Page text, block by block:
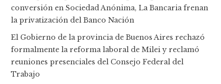
conversión en Sociedad Anónima, La Bancaria frenan
la privatización del Banco Nación
El Gobierno de la provincia de Buenos Aires rechazó
formalmente la reforma laboral de Milei y reclamó
reuniones presenciales del Consejo Federal del
Trabajo